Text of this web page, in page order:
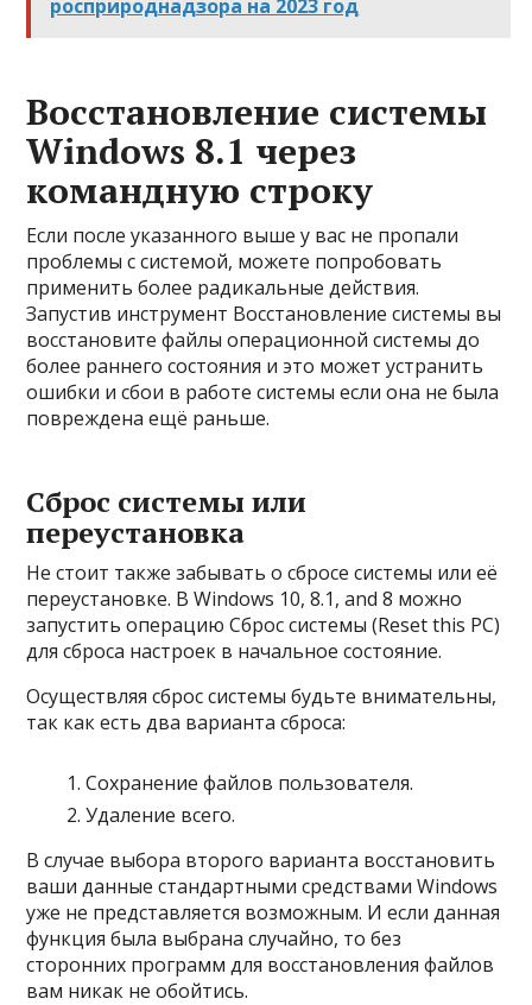
росприроднадзора на 2023 год
Восстановление системы
Windows 8.1 через
командную строку
Если после указанного выше у вас не пропали
проблемы с системой, можете попробовать
применить более радикальные действия.
Запустив инструмент Восстановление системы вы
восстановите файлы операционной системы до
более раннего состояния и это может устранить
ошибки и сбои в работе системы если она не была
повреждена ещё раньше.
Сброс системы или
переустановка
Не стоит также забывать о сбросе системы или её
переустановке. В Windows 10, 8.1, and 8 можно
запустить операцию Сброс системы (Reset this PC)
для сброса настроек в начальное состояние.
Осуществляя сброс системы будьте внимательны,
так как есть два варианта сброса:
Сохранение файлов пользователя.
Удаление всего.
В случае выбора второго варианта восстановить
ваши данные стандартными средствами Windows
уже не представляется возможным. И если данная
функция была выбрана случайно, то без
сторонних программ для восстановления файлов
вам никак не обойтись.